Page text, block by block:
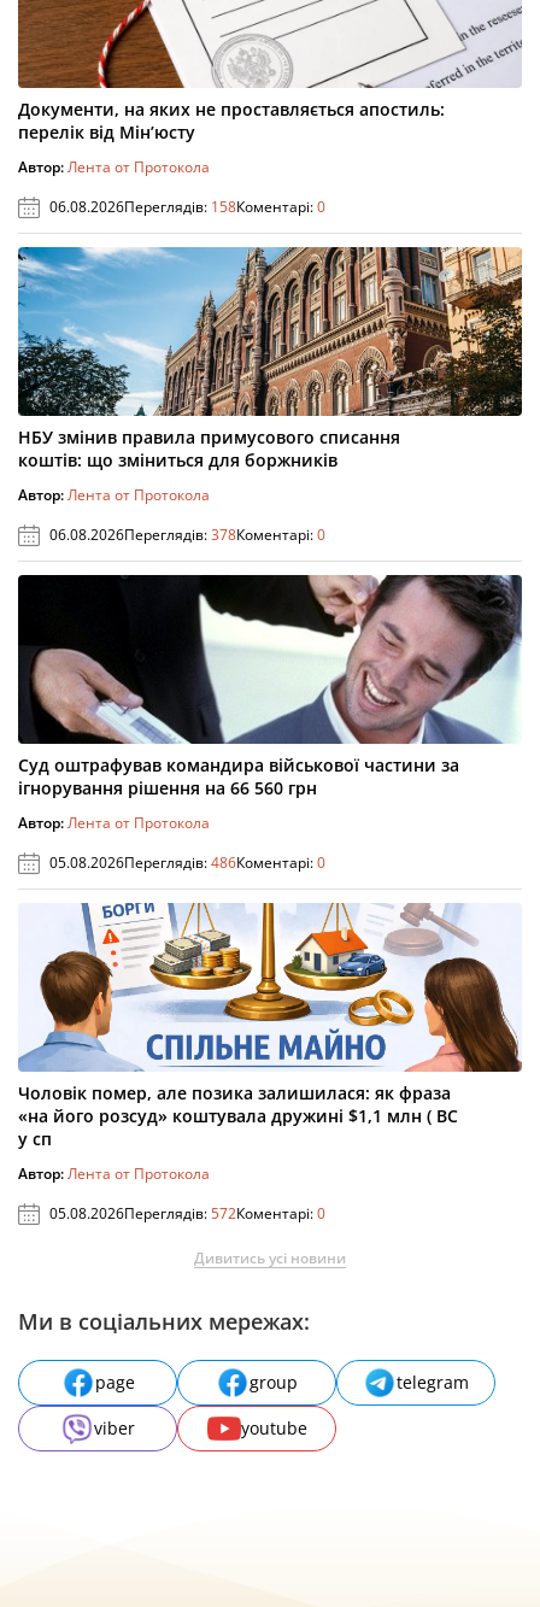
Документи, на яких не проставляється апостиль:
перелік від Мін’юсту
Автор:Лента от Протокола
06.08.2026Переглядів: 158Коментарі:0
НБУ змінив правила примусового списання
коштів: що зміниться для боржників
Автор:Лента от Протокола
06.08.2026Переглядів:378Коментарі:0
Суд оштрафував командира військової частини за
ігнорування рішення на 66 560 грн
Автор:Лента от Протокола
05.08.2026Переглядів:486Коментарі:0
Чоловік помер, але позика залишилася: як фраза
«на його розсуд» коштувала дружині $1,1 млн ( ВС
у сп
Автор:Лента от Протокола
05.08.2026Переглядів:572Коментарі:0
Дивитись усі новини
Ми в соціальних мережах:
page group
telegram
viber
youtube